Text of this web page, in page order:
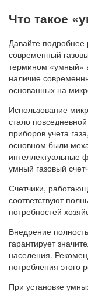
Что такое
Давайте подробнее
современный
термином «умный»
наличие
основанных на
Использование
стало
приборов учета
основном были
интеллектуальные
умный газовый
Счетчики,
соответствуют
потребностей
Внедрение
гарантирует
населения.
потребления этого
При установке